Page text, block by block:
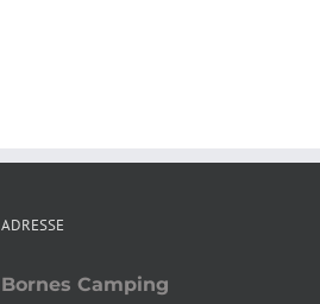
ADRESSE
Bornes Camping